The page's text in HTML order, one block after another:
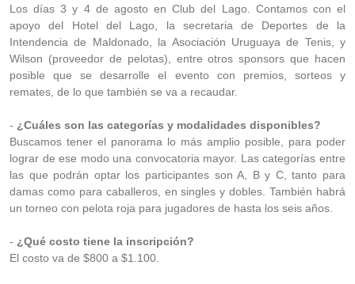
Los días 3 y 4 de agosto en Club del Lago. Contamos con el
apoyo del Hotel del Lago, la secretaria de Deportes de la
Intendencia de Maldonado, la Asociación Uruguaya de Tenis, y
Wilson (proveedor de pelotas), entre otros sponsors que hacen
posible que se desarrolle el evento con premios, sorteos y
remates, de lo que también se va a recaudar.
- ¿Cuáles son las categorías y modalidades disponibles?
Buscamos tener el panorama lo más amplio posible, para poder
lograr de ese modo una convocatoria mayor. Las categorías entre
las que podrán optar los participantes son A, B y C, tanto para
damas como para caballeros, en singles y dobles. También habrá
un torneo con pelota roja para jugadores de hasta los seis años.
- ¿Qué costo tiene la inscripción?
El costo va de $800 a $1.100.